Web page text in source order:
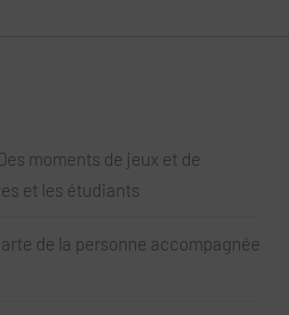
Des moments de jeux et de
et les étudiants
de la personne accompagnée